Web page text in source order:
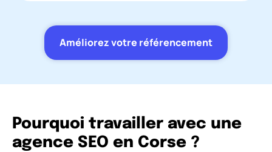
Améliorez votre référencement
Pourquoi travailler avec une
agence SEO en Corse ?